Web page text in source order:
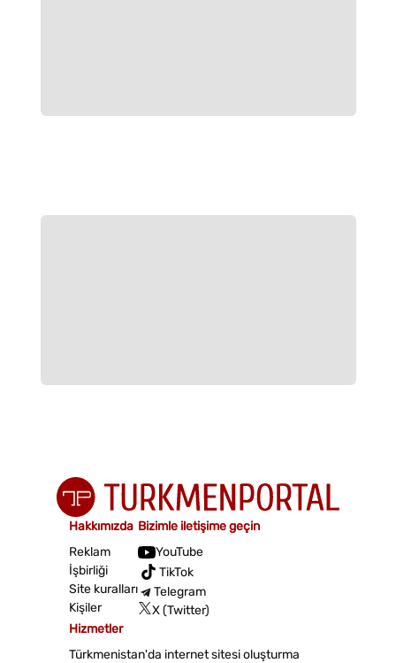
Hakkımızda
Reklam
İşbirliği
Site kuralları
Kişiler
Bizimle iletişime geçin
YouTube
TikTok
Telegram
X (Twitter)
Hizmetler
Türkmenistan'da internet sitesi oluşturma